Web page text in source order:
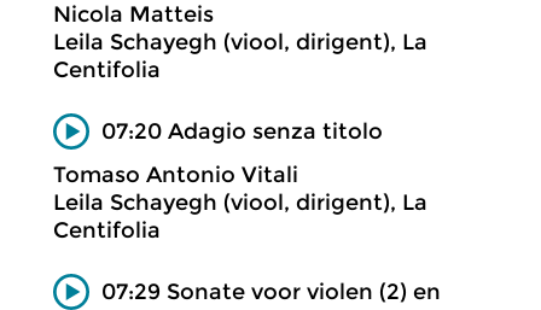
Nicola Matteis
Leila Schayegh (viool, dirigent), La
Centifolia
07:20 Adagio senza titolo
Tomaso Antonio Vitali
Leila Schayegh (viool, dirigent), La
Centifolia
07:29 Sonate voor violen (2) en